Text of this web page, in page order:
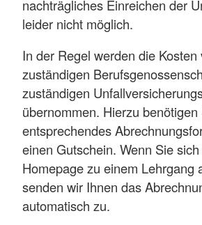
nachträgliches Einreichen der
leider nicht möglich.
In der Regel werden die Kosten
zuständigen
zuständigen
übernommen. Hierzu benötigen
entsprechendes
einen Gutschein. Wenn Sie
Homepage zu einem Lehrgang
senden wir Ihnen das
automatisch zu.